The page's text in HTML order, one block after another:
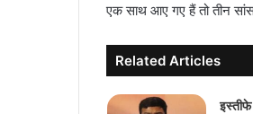
एक साथ आए गए हैं तो तीन
Related Articles
इस्तीफे